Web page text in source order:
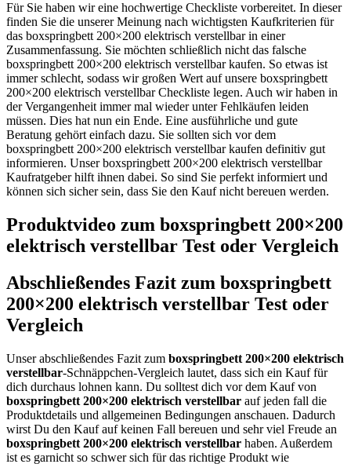
Für Sie haben wir eine hochwertige Checkliste vorbereitet. In dieser
finden Sie die unserer Meinung nach wichtigsten Kaufkriterien für
das boxspringbett 200×200 elektrisch verstellbar in einer
Zusammenfassung. Sie möchten schließlich nicht das falsche
boxspringbett 200×200 elektrisch verstellbar kaufen. So etwas ist
immer schlecht, sodass wir großen Wert auf unsere boxspringbett
200×200 elektrisch verstellbar Checkliste legen. Auch wir haben in
der Vergangenheit immer mal wieder unter Fehlkäufen leiden
müssen. Dies hat nun ein Ende. Eine ausführliche und gute
Beratung gehört einfach dazu. Sie sollten sich vor dem
boxspringbett 200×200 elektrisch verstellbar kaufen definitiv gut
informieren. Unser boxspringbett 200×200 elektrisch verstellbar
Kaufratgeber hilft ihnen dabei. So sind Sie perfekt informiert und
können sich sicher sein, dass Sie den Kauf nicht bereuen werden.
Produktvideo zum boxspringbett 200×200
elektrisch verstellbar Test oder Vergleich
Abschließendes Fazit zum boxspringbett
200×200 elektrisch verstellbar Test oder
Vergleich
Unser abschließendes Fazit zum boxspringbett 200×200 elektrisch
verstellbar-Schnäppchen-Vergleich lautet, dass sich ein Kauf für
dich durchaus lohnen kann. Du solltest dich vor dem Kauf von
boxspringbett 200×200 elektrisch verstellbar auf jeden fall die
Produktdetails und allgemeinen Bedingungen anschauen. Dadurch
wirst Du den Kauf auf keinen Fall bereuen und sehr viel Freude an
boxspringbett 200×200 elektrisch verstellbar haben. Außerdem
ist es garnicht so schwer sich für das richtige Produkt wie